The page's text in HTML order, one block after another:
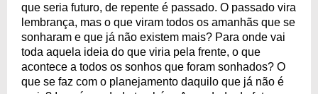
que seria futuro, de repente é passado. O passado vira
lembrança, mas o que viram todos os amanhãs que se
sonharam e que já não existem mais? Para onde vai
toda aquela ideia do que viria pela frente, o que
acontece a todos os sonhos que foram sonhados? O
que se faz com o planejamento daquilo que já não é